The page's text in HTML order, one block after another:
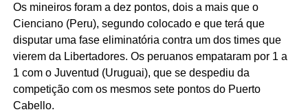
Os mineiros foram a dez pontos, dois a mais que o
Cienciano (Peru), segundo colocado e que terá que
disputar uma fase eliminatória contra um dos times que
vierem da Libertadores. Os peruanos empataram por 1 a
1 com o Juventud (Uruguai), que se despediu da
competição com os mesmos sete pontos do Puerto
Cabello.